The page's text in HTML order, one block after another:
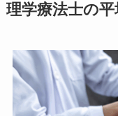
理学療法士の